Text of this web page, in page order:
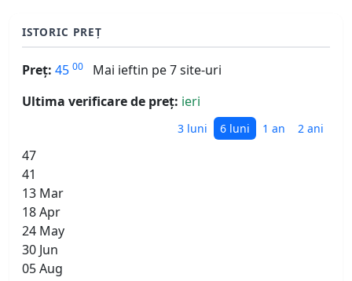
ISTORIC PREȚ
Preț: 45 00
Mai ieftin pe 7 site-uri
Ultima verificare de preț: ieri
3 luni 6 luni 1 an 2 ani
47
41
13 Mar
18 Apr
24 May
30 Jun
05 Aug